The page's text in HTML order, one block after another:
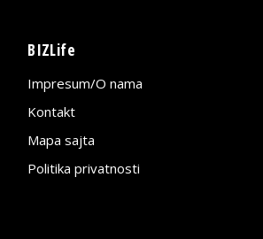
BIZLife
Impresum/O nama
Kontakt
Mapa sajta
Politika privatnosti